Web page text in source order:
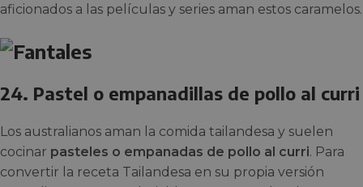
aficionados a las películas y series aman estos caramelos.
24. Pastel o empanadillas de pollo al curri
Los australianos aman la comida tailandesa y suelen
cocinar pasteles o empanadas de pollo al curri. Para
convertir la receta Tailandesa en su propia versión